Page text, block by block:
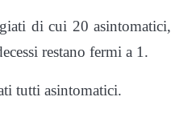
di cui 20
restano fermi a 1.
tutti asintomatici.